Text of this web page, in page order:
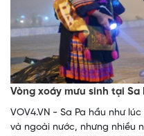
Vòng xoáy mưu sinh tại Sa
VOV4.VN - Sa Pa hầu như
và ngoài nước, nhưng nhiều